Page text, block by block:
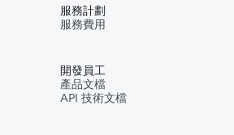
服務計劃
服務費用
開發員工
產品文檔
API 技術文檔